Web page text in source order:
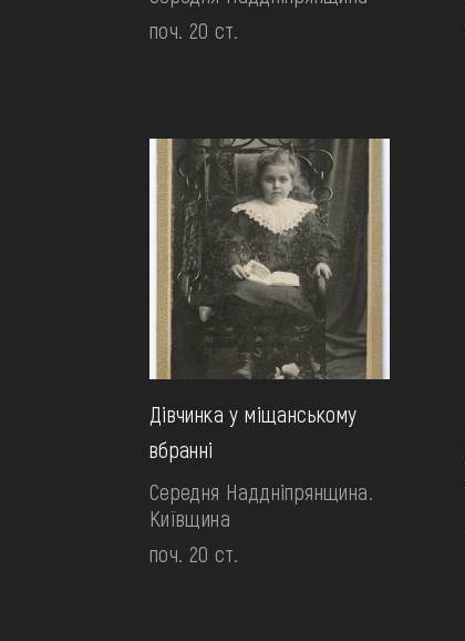
поч. 20 ст.
Дівчинка у міщанському
вбранні
Середня Наддніпрянщина.
Київщина
поч. 20 ст.